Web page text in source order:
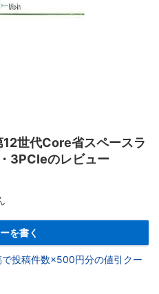
世代Core省スペースラ
3PCIeのレビュー
を書く
投稿件数×500円分の値引クー